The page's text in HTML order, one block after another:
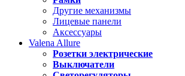
Другие механизмы
Лицевые панели
Аксессуары
Valena Allure
Розетки электрические
Выключатели